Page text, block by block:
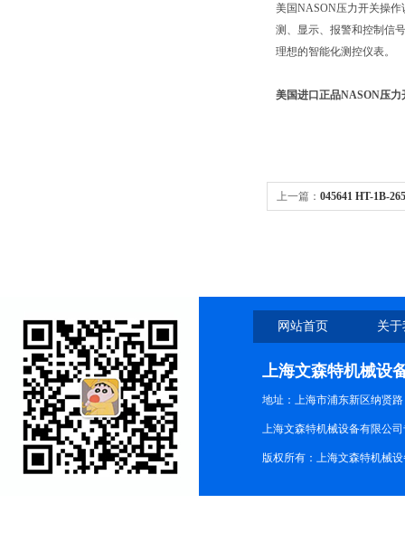
美国NASON压力开关操
测、显示、报警和控制信
理想的智能化测控仪表。
美国进口正品NASON压
上一篇： 045641 HT-1B-
网站首页 关
上海文森特机械设
地址：上海市浦东新区纳贤路
上海文森特机械设备有限公
版权所有：上海文森特机械